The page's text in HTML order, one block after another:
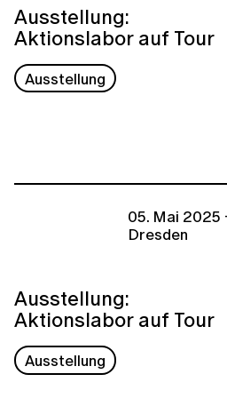
Ausstellung:
Aktionslabor auf Tour
Ausstellung
05. Mai 2025
Dresden
Ausstellung:
Aktionslabor auf Tour
Ausstellung